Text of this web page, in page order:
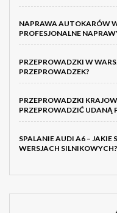
NAPRAWA AUTOKARÓW
PROFESJONALNE
PRZEPROWADZKI W
PRZEPROWADZEK?
PRZEPROWADZKI
PRZEPROWADZIĆ UDANĄ
SPALANIE AUDI A6 –
WERSJACH SILNIKOWYCH?